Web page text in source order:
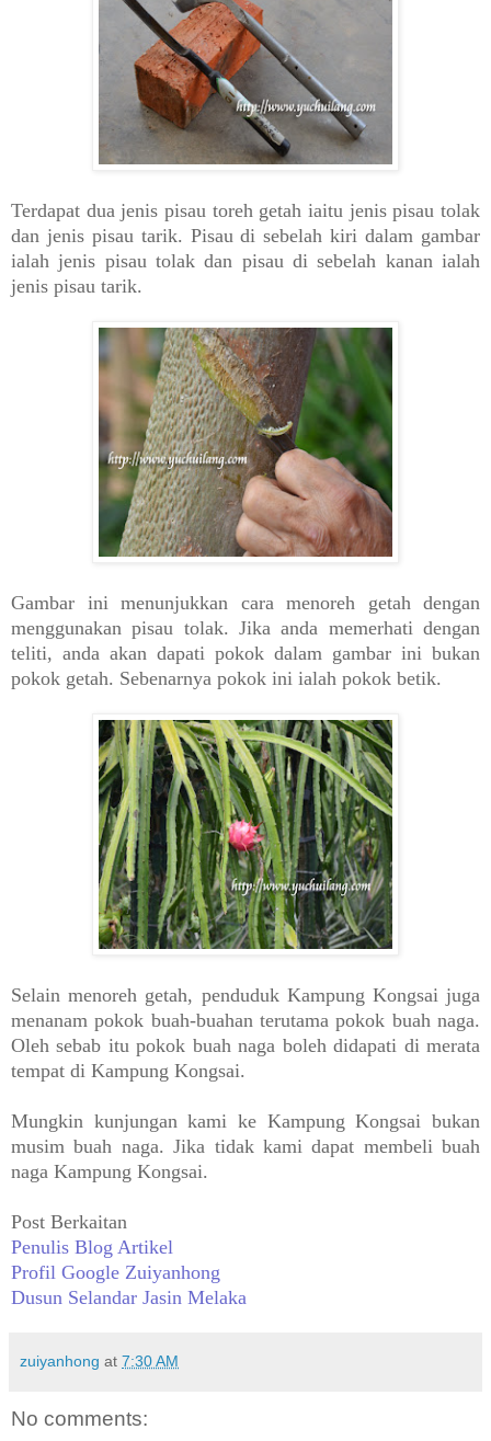
Terdapat dua jenis pisau toreh getah iaitu jenis pisau tolak
dan jenis pisau tarik. Pisau di sebelah kiri dalam gambar
ialah jenis pisau tolak dan pisau di sebelah kanan ialah
jenis pisau tarik.
Gambar ini menunjukkan cara menoreh getah dengan
menggunakan pisau tolak. Jika anda memerhati dengan
teliti, anda akan dapati pokok dalam gambar ini bukan
pokok getah. Sebenarnya pokok ini ialah pokok betik.
Selain menoreh getah, penduduk Kampung Kongsai juga
menanam pokok buah-buahan terutama pokok buah naga.
Oleh sebab itu pokok buah naga boleh didapati di merata
tempat di Kampung Kongsai.
Mungkin kunjungan kami ke Kampung Kongsai bukan
musim buah naga. Jika tidak kami dapat membeli buah
naga Kampung Kongsai.
Post Berkaitan
Penulis Blog Artikel
Profil Google Zuiyanhong
Dusun Selandar Jasin Melaka
zuiyanhong at 7:30 AM
No comments: